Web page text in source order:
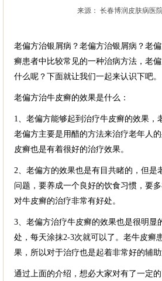
来源： 长春博润皮肤病医
老偏方治银屑病？老偏方治银屑病？老
癣患者中比较常见的一种治病方法，老
什么呢？下面就让我们一起来认识下吧。
老偏方治牛皮癣的效果是什么：
1、老偏方能够起到治疗牛皮癣的效果
老偏方主要是用醋的方法来治疗老年人
皮癣也是有着很好的治疗效果。
2、老偏方的效果也是有目共睹的，但
问题，要养成一个良好的饮食习惯，要
对牛皮癣的治疗非常有好处。
3、老偏方治疗牛皮癣的效果也是很明
处，每天涂抹2-3次就可以了。老牛皮癣
果，所以对于治疗也是起着非常好的辅助
通过上面的介绍，想必大家对有了一定